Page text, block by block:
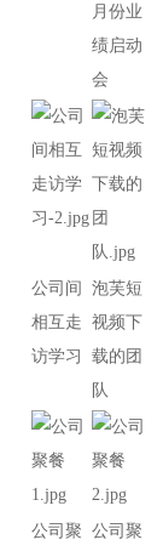
月份业
绩启动
会
公司间
相互走
访学习
泡芙短
视频下
载的团
队
公司聚 公司聚